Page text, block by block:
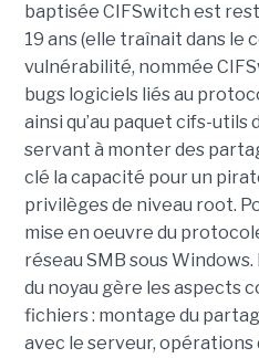
baptisée CIFSwitch est
19 ans (elle traînait dans le
vulnérabilité, nommée
bugs logiciels liés au
ainsi qu’au paquet cifs-
servant à monter des
clé la capacité pour un
privilèges de niveau root.
mise en oeuvre du
réseau SMB sous
du noyau gère les aspects
fichiers : montage du
avec le serveur,